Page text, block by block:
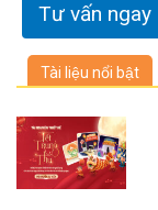
Tài liệu nổi bật